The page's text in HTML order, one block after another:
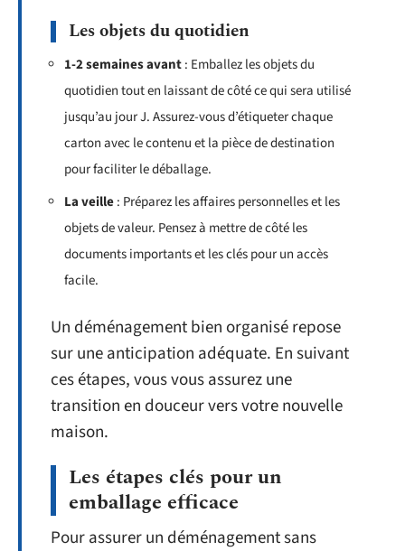
Les objets du quotidien
1-2 semaines avant: Emballez les objets du
quotidien tout en laissant de côté ce qui sera utilisé
jusqu’au jour J. Assurez-vous d’étiqueter chaque
carton avec le contenu et la pièce de destination
pour faciliter le déballage.
La veille: Préparez les affaires personnelles et les
objets de valeur. Pensez à mettre de côté les
documents importants et les clés pour un accès
facile.
Un déménagement bien organisé repose
sur une anticipation adéquate. En suivant
ces étapes, vous vous assurez une
transition en douceur vers votre nouvelle
maison.
Les étapes clés pour un
emballage efficace
Pour assurer un déménagement sans